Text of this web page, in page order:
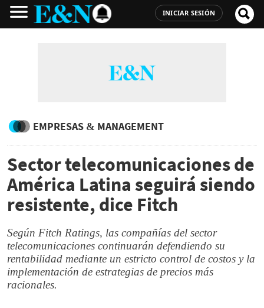
INICIAR SESIÓN
EMPRESAS & MANAGEMENT
Sector telecomunicaciones de
América Latina seguirá siendo
resistente, dice Fitch
Según Fitch Ratings, las compañías del sector
telecomunicaciones continuarán defendiendo su
rentabilidad mediante un estricto control de costos y la
implementación de estrategias de precios más
racionales.